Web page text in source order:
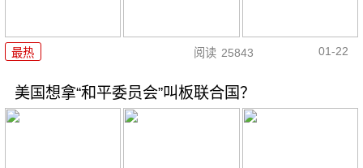
最热 阅读 25843 01-22
美国想拿“和平委员会”叫板联合国？